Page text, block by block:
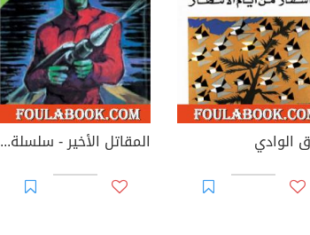
الوادي المقاتل الأخير - سلسلة ملف المستقبل